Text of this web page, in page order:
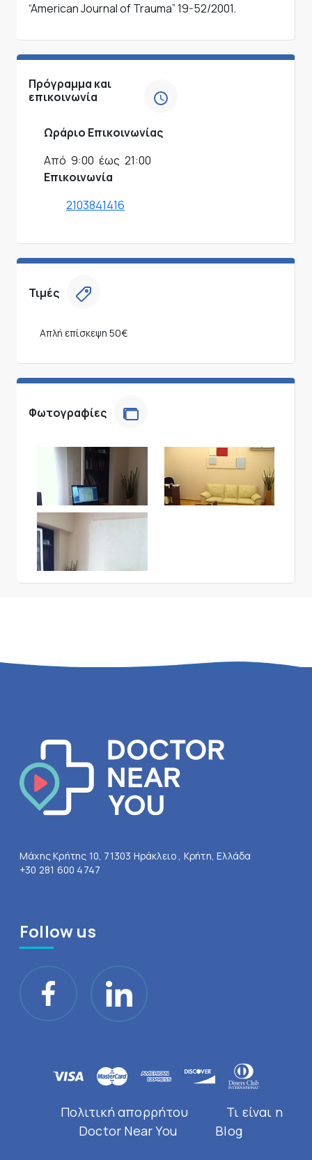
“American Journal of Trauma” 19-52/2001.
Πρόγραμμα και
επικοινωνία
Ωράριο Επικοινωνίας
Από 9:00 έως 21:00
Επικοινωνία
2103841416
Τιμές
Απλή επίσκεψη 50€
Φωτογραφίες
Μάχης Κρήτης 10, 71303 Ηράκλειο , Κρήτη, Ελλάδα
+30 281 600 4747
Follow us
Πολιτική απορρήτου
Τι είναι η
Doctor Near You
Blog